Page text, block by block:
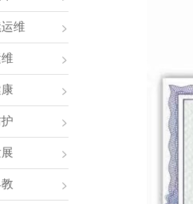
维